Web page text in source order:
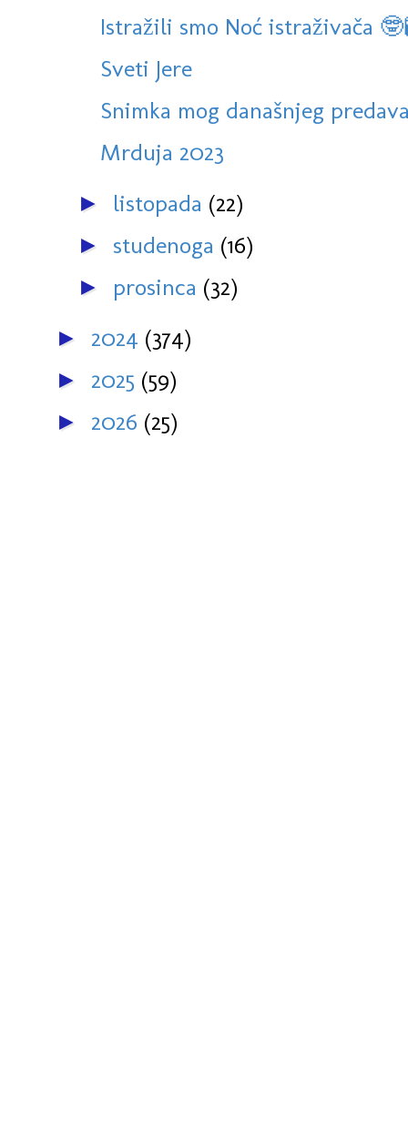
Istražili smo Noć istraživača
Sveti Jere
Snimka mog današnjeg
Mrduja 2023
► listopada (22)
► studenoga (16)
► prosinca (32)
► 2024 (374)
► 2025 (59)
► 2026 (25)